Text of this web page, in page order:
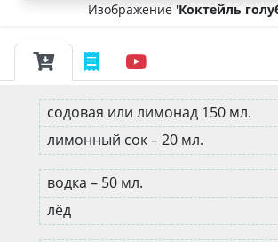
Изображение 'Коктейль
содовая или лимонад 150 мл.
лимонный сок – 20 мл.
водка – 50 мл.
лёд